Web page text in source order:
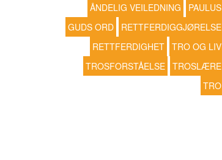
ÅNDELIG VEILEDNING
PAULUS
GUDS ORD
RETTFERDIGGJØRELSE
RETTFERDIGHET
TRO OG LIV
TROSFORSTÅELSE
TROSLÆRE
TRO